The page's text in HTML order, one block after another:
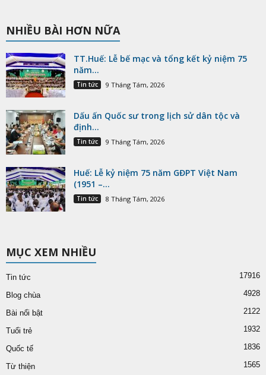
NHIỀU BÀI HƠN NỮA
TT.Huế: Lễ bế mạc và tổng kết kỷ niệm 75
năm...
Tin tức 9 Tháng Tám, 2026
Dấu ấn Quốc sư trong lịch sử dân tộc và
định...
Tin tức 9 Tháng Tám, 2026
Huế: Lễ kỷ niệm 75 năm GĐPT Việt Nam
(1951 –...
Tin tức 8 Tháng Tám, 2026
MỤC XEM NHIỀU
Tin tức 17916
Blog chùa 4928
Bài nổi bật 2122
Tuổi trẻ 1932
Quốc tế 1836
Từ thiện 1565